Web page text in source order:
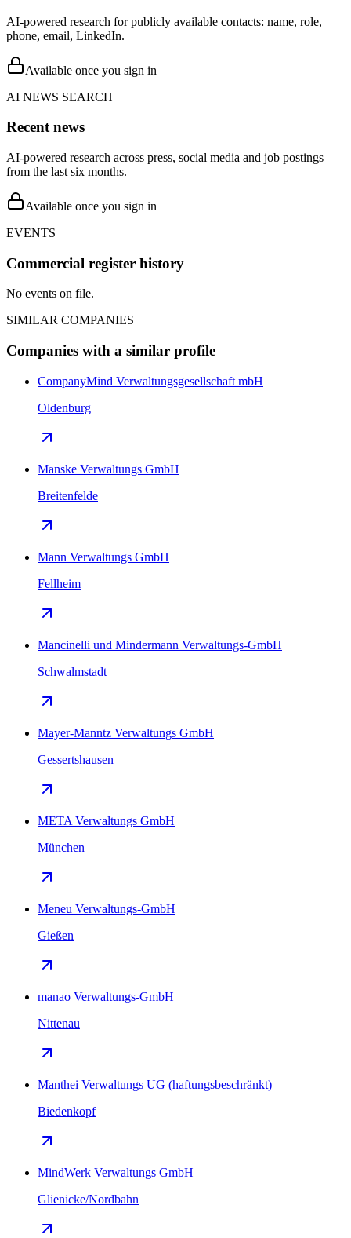
AI-powered research for publicly available contacts: name, role,
phone, email, LinkedIn.
Available once you sign in
AI NEWS SEARCH
Recent news
AI-powered research across press, social media and job postings
from the last six months.
Available once you sign in
EVENTS
Commercial register history
No events on file.
SIMILAR COMPANIES
Companies with a similar profile
CompanyMind Verwaltungsgesellschaft mbH
Oldenburg
Manske Verwaltungs GmbH
Breitenfelde
Mann Verwaltungs GmbH
Fellheim
Mancinelli und Mindermann Verwaltungs-GmbH
Schwalmstadt
Mayer-Manntz Verwaltungs GmbH
Gessertshausen
META Verwaltungs GmbH
München
Meneu Verwaltungs-GmbH
Gießen
manao Verwaltungs-GmbH
Nittenau
Manthei Verwaltungs UG (haftungsbeschränkt)
Biedenkopf
MindWerk Verwaltungs GmbH
Glienicke/Nordbahn